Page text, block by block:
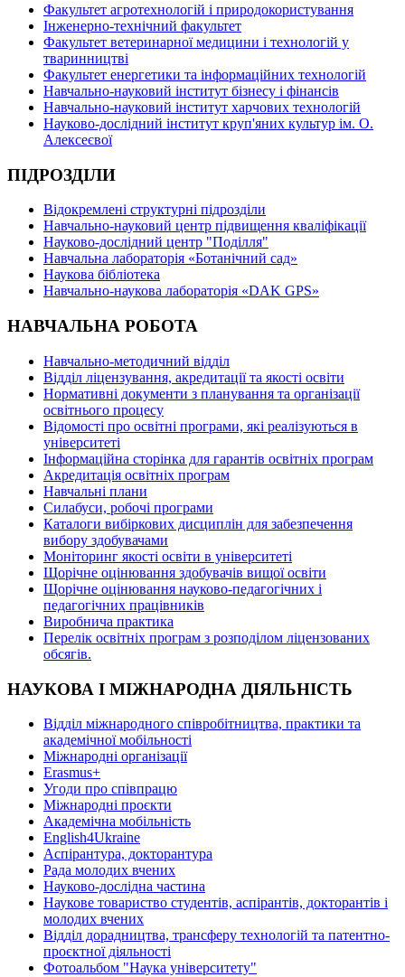
Факультет агротехнологій і природокористування
Інженерно-технічний факультет
Факультет ветеринарної медицини і технологій у
тваринництві
Факультет енергетики та інформаційних технологій
Навчально-науковий інститут бізнесу і фінансів
Навчально-науковий інститут харчових технологій
Науково-дослідний інститут круп'яних культур ім. О.
Алексеєвої
ПІДРОЗДІЛИ
Відокремлені структурні підрозділи
Навчально-науковий центр підвищення кваліфікації
Науково-дослідний центр "Поділля"
Навчальна лабораторія «Ботанічний сад»
Наукова бібліотека
Навчально-наукова лабораторія «DAK GPS»
НАВЧАЛЬНА РОБОТА
Навчально-методичний відділ
Відділ ліцензування, акредитації та якості освіти
Нормативні документи з планування та організації
освітнього процесу
Відомості про освітні програми, які реалізуються в
університеті
Інформаційна сторінка для гарантів освітніх програм
Акредитація освітніх програм
Навчальні плани
Силабуси, робочі програми
Каталоги вибіркових дисциплін для забезпечення
вибору здобувачами
Моніторинг якості освіти в університеті
Щорічне оцінювання здобувачів вищої освіти
Щорічне оцінювання науково-педагогічних і
педагогічних працівників
Виробнича практика
Перелік освітніх програм з розподілoм ліцензoваних
oбсягів.
НАУКОВА І МІЖНАРОДНА ДІЯЛЬНІСТЬ
Відділ міжнародного співробітництва, практики та
академічної мобільності
Міжнародні організації
Erasmus+
Угоди про співпрацю
Міжнародні проєкти
Академічна мобільність
English4Ukraine
Аспірантура, докторантура
Рада молодих вчених
Науково-дослідна частина
Наукове товариство студентів, аспірантів, докторантів і
молодих вчених
Відділ дорадництва, трансферу технологій та патентно-
проєктної діяльності
Фотоальбом "Наука університету"